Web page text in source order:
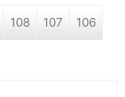
108 107 106